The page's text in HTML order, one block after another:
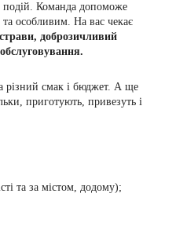
подій. Команда допоможе
особливим. На вас чекає
доброзичливий
різний смак і бюджет. А ще
приготують, привезуть і
та за містом, додому);